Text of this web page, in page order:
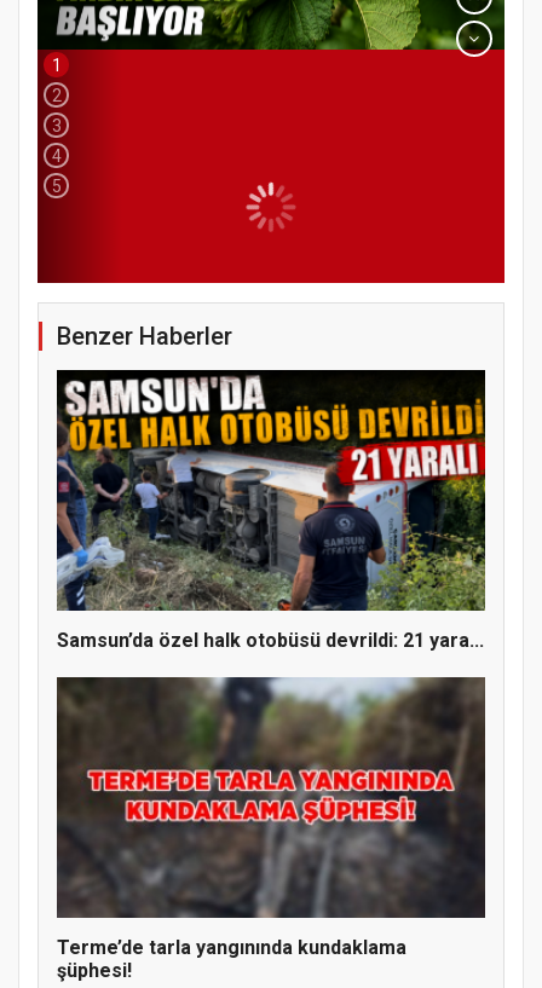
YENİ PARTİ TERME İLÇE BAŞKANLIĞINDA
1
2
3
4
5
Benzer Haberler
Samsun’da özel halk otobüsü devrildi: 21 yara...
Terme’de tarla yangınında kundaklama
şüphesi!